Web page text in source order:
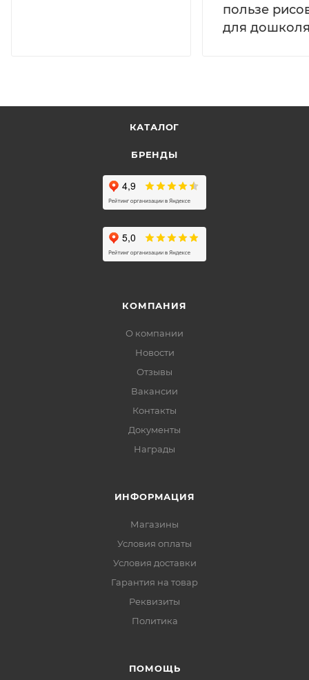
пользе
для
КАТАЛОГ
БРЕНДЫ
КОМПАНИЯ
О компании
Новости
Отзывы
Вакансии
Контакты
Документы
Награды
ИНФОРМАЦИЯ
Магазины
Условия оплаты
Условия доставки
Гарантия на товар
Реквизиты
Политика
ПОМОЩЬ